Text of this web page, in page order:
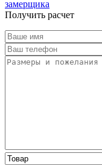
замерщика
Получить расчет